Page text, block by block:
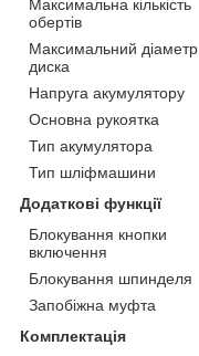
Максимальна кількість
обертів
Максимальний діаметр
диска
Напруга акумулятору
Основна рукоятка
Тип акумулятора
Тип шліфмашини
Додаткові функції
Блокування кнопки
включення
Блокування шпинделя
Запобіжна муфта
Комплектація